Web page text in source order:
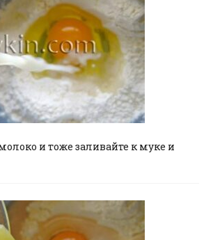
и тоже заливайте к муке и